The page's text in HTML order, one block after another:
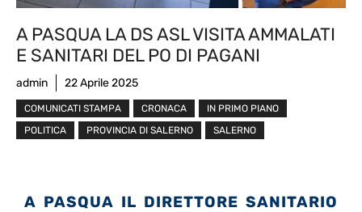
A PASQUA LA DS ASL VISITA AMMALATI
E SANITARI DEL PO DI PAGANI
admin 22 Aprile 2025
COMUNICATI STAMPA CRONACA
IN PRIMO PIANO
POLITICA
PROVINCIA DI SALERNO SALERNO
A PASQUA IL DIRETTORE SANITARIO